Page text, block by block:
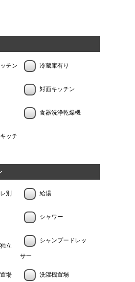
チン 冷蔵庫有り
対面キッチン
食器洗浄乾燥機
ッチ
別 給湯
シャワー
立
シャンプードレッ
サー
場 洗濯機置場